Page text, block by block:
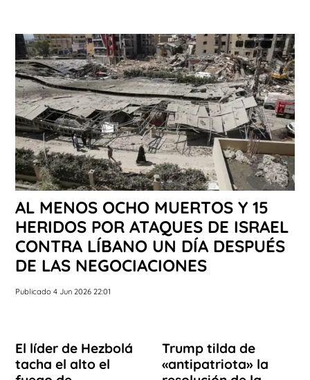
AL MENOS OCHO MUERTOS Y 15
HERIDOS POR ATAQUES DE ISRAEL
CONTRA LÍBANO UN DÍA DESPUÉS
DE LAS NEGOCIACIONES
Publicado 4 Jun 2026 22:01
El líder de Hezbolá
tacha el alto el
Trump tilda de
«antipatriota» la